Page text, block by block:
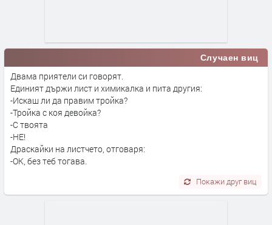
Случаен виц
Двама приятели си говорят.
Единият държи лист и химикалка и пита другия:
-Искаш ли да правим тройка?
-Тройка с коя девойка?
-С твоята
-НЕ!
Драскайки на листчето, отговаря:
-ОК, без теб тогава.
Покажи друг виц